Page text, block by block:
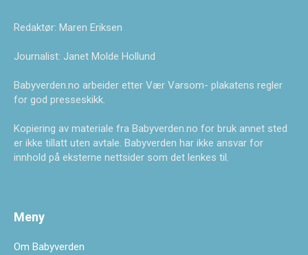
Redaktør: Maren Eriksen
Journalist: Janet Molde Hollund
Babyverden.no arbeider etter Vær Varsom- plakatens regler
for god presseskikk.
Kopiering av materiale fra Babyverden.no for bruk annet sted
er ikke tillatt uten avtale. Babyverden har ikke ansvar for
innhold på eksterne nettsider som det lenkes til.
Meny
Om Babyverden